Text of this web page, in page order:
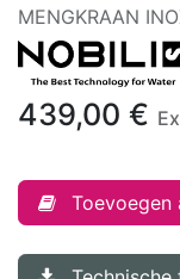
MENGKRAAN
439,00 €
Toevoegen